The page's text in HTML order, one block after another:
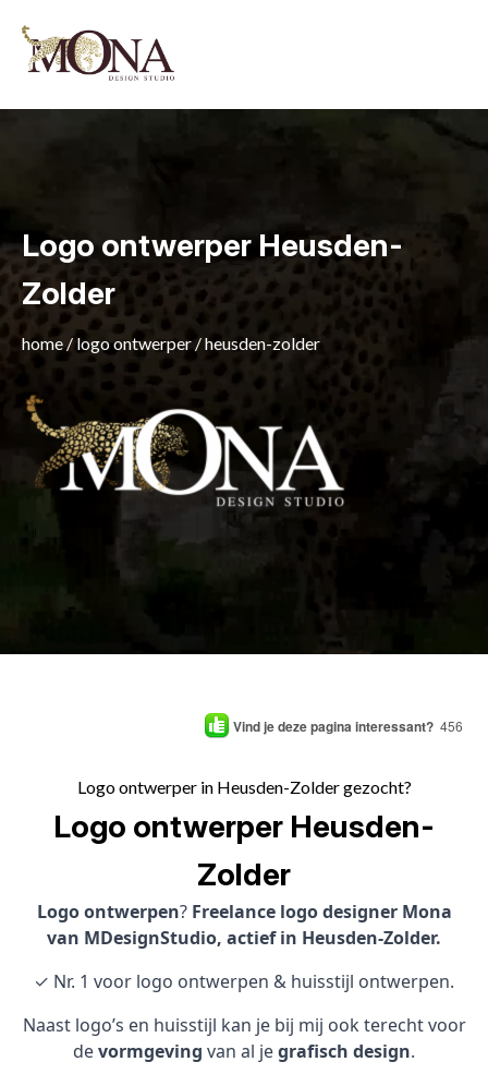
Logo ontwerper Heusden-
Zolder
home / logo ontwerper /heusden-zolder
Vind je deze pagina interessant? 456
Logo ontwerper in Heusden-Zolder gezocht?
Logo ontwerper Heusden-
Zolder
Logo ontwerpen? Freelance logo designer Mona
van MDesignStudio, actief in Heusden-Zolder.
✓ Nr. 1 voor logo ontwerpen & huisstijl ontwerpen.
Naast logo’s en huisstijl kan je bij mij ook terecht voor
devormgeving van al jegrafisch design.